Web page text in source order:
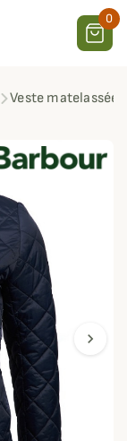
0
Veste matelassée
chevron_right